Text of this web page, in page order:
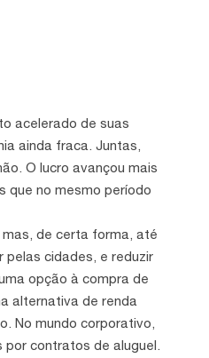
acelerado de suas
ainda fraca. Juntas,
O lucro avançou mais
que no mesmo período
de certa forma, até
pelas cidades, e reduzir
opção à compra de
alternativa de renda
No mundo corporativo,
contratos de aluguel.